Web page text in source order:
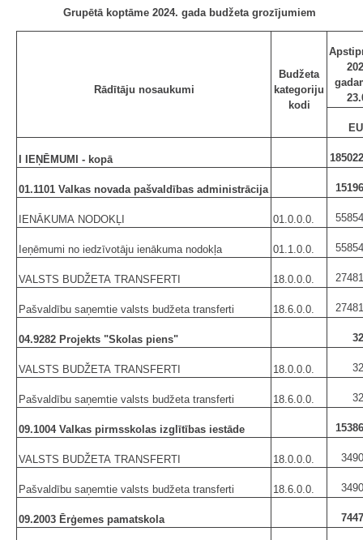
Grupētā koptāme 2024. gada budžeta grozījumiem
Rādītāju nosaukumi
Budžeta
kategoriju
kodi
I IEŅĒMUMI - kopā
01.1101 Valkas novada pašvaldības administrācija
IENĀKUMA NODOKĻI 01.0.0.0.
Ieņēmumi no iedzīvotāju ienākuma nodokļa 01.1.0.0.
VALSTS BUDŽETA TRANSFERTI 18.0.0.0.
Pašvaldību saņemtie valsts budžeta transferti 18.6.0.0.
04.9282 Projekts "Skolas piens"
VALSTS BUDŽETA TRANSFERTI 18.0.0.0.
Pašvaldību saņemtie valsts budžeta transferti 18.6.0.0.
09.1004 Valkas pirmsskolas izglītības iestāde
VALSTS BUDŽETA TRANSFERTI 18.0.0.0.
Pašvaldību saņemtie valsts budžeta transferti 18.6.0.0.
09.2003 Ērģemes pamatskola